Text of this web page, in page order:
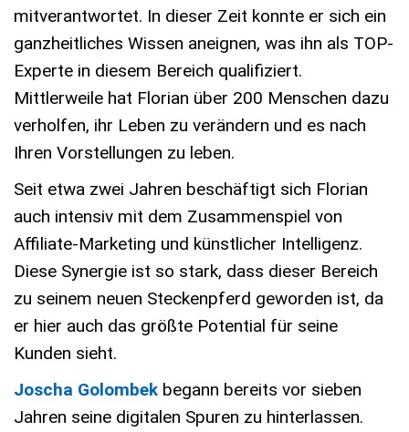
mitverantwortet. In dieser Zeit konnte er sich ein
ganzheitliches Wissen aneignen, was ihn als TOP-
Experte in diesem Bereich qualifiziert.
Mittlerweile hat Florian über 200 Menschen dazu
verholfen, ihr Leben zu verändern und es nach
Ihren Vorstellungen zu leben.
Seit etwa zwei Jahren beschäftigt sich Florian
auch intensiv mit dem Zusammenspiel von
Affiliate-Marketing und künstlicher Intelligenz.
Diese Synergie ist so stark, dass dieser Bereich
zu seinem neuen Steckenpferd geworden ist, da
er hier auch das größte Potential für seine
Kunden sieht.
Joscha Golombek begann bereits vor sieben
Jahren seine digitalen Spuren zu hinterlassen.